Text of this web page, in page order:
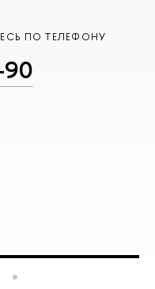
ПО ТЕЛЕФОНУ